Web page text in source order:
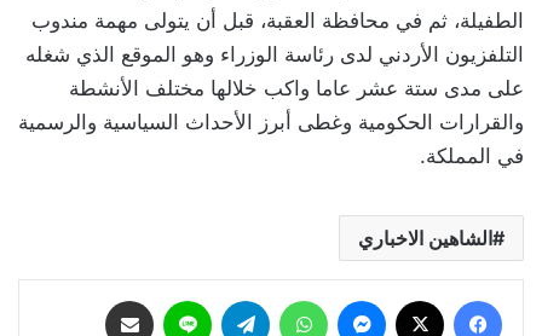
الطفيلة، ثم في محافظة العقبة، قبل أن يتولى مهمة مندوب
التلفزيون الأردني لدى رئاسة الوزراء وهو الموقع الذي شغله
على مدى ستة عشر عاما واكب خلالها مختلف الأنشطة
والقرارات الحكومية وغطى أبرز الأحداث السياسية والرسمية
في المملكة.
الشاهين الاخباري
فيسبوك ماسنجر واتساب تيلقرام لاين